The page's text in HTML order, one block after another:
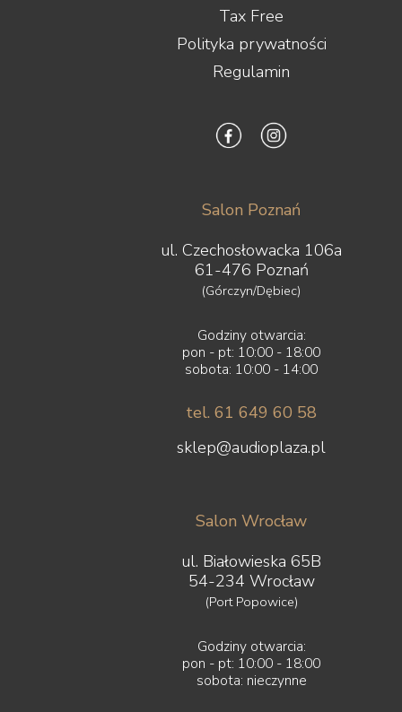
Tax Free
Polityka prywatności
Regulamin
Salon Poznań
ul. Czechosłowacka 106a
61-476 Poznań
(Górczyn/Dębiec)
Godziny otwarcia:
pon - pt: 10:00 - 18:00
sobota: 10:00 - 14:00
tel. 61 649 60 58
sklep@audioplaza.pl
Salon Wrocław
ul. Białowieska 65B
54-234 Wrocław
(Port Popowice)
Godziny otwarcia:
pon - pt: 10:00 - 18:00
sobota: nieczynne